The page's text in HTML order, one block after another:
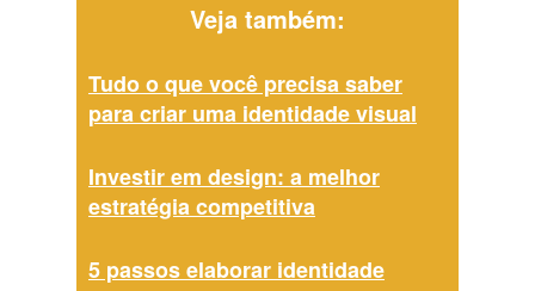
Veja também:
Tudo o que você precisa saber
para criar uma identidade visual
Investir em design: a melhor
estratégia competitiva
5 passos elaborar identidade